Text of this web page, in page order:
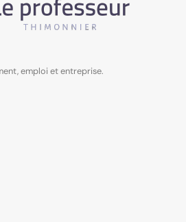
emploi et entreprise.